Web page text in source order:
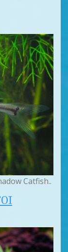
Catfish..